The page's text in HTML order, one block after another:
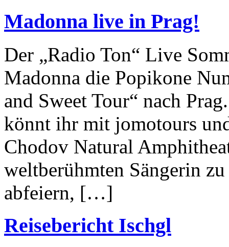
Madonna live in Prag!
Der „Radio Ton“ Live
Madonna die Popikone
and Sweet Tour“ nach
könnt ihr mit jomotours
Chodov Natural
weltberühmten Sängerin
abfeiern, […]
Reisebericht Ischgl